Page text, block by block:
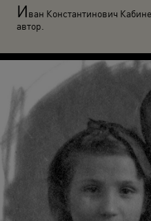
Иван Константинович
автор.